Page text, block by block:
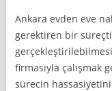
Ankara evden eve
gerektiren bir
firmasıyla çalışmak
sürecin